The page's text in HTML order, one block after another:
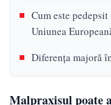
Cum este
Uniunea
Diferența majoră
Malpraxisul poate